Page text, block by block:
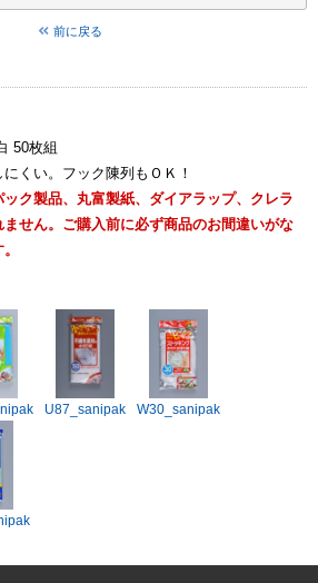
前に戻る
50枚組
くい。フック陳列もＯＫ！
ク製品、丸富製紙、ダイアラップ、クレラ
せん。ご購入前に必ず商品のお間違いがな
U87_sanipak W30_sanipak